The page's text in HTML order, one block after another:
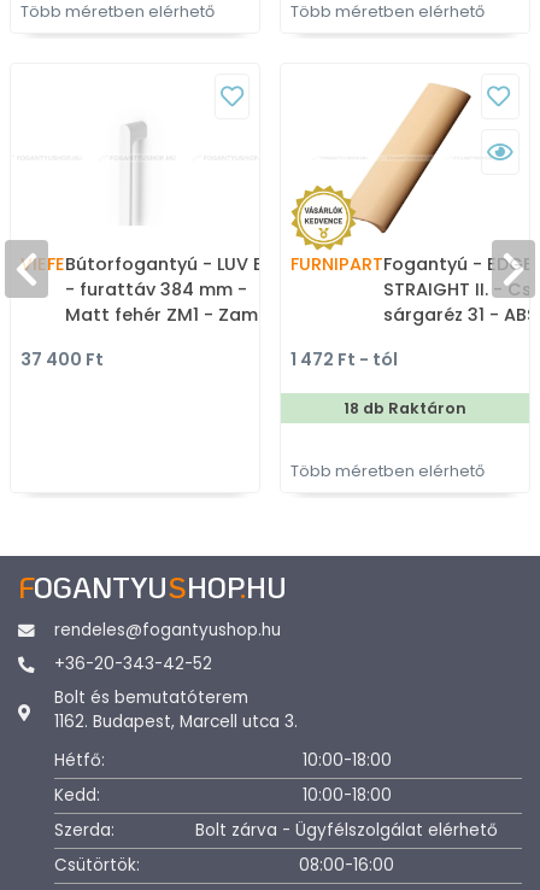
Több méretben elérhető Több méretben elérhető
VIEFEBútorfogantyú - LUV BIG
- furattáv 384 mm -
Matt fehér ZM1 - Zamak
méretben gyártott
37 400 Ft
FURNIPARTFogantyú - EDGE
STRAIGHT II. -
sárgaréz 31 - ABS
élére ültethető
fém fogantyú
1 472 Ft - tól
18 db Raktáron
Több méretben elérhető
FOGANTYUSHOP.HU
rendeles@fogantyushop.hu
+36-20-343-42-52
Bolt és bemutatóterem
1162. Budapest, Marcell utca 3.
Hétfő:
10:00-18:00
Kedd:
10:00-18:00
Szerda:
Bolt zárva - Ügyfélszolgálat elérhető
Csütörtök:
08:00-16:00